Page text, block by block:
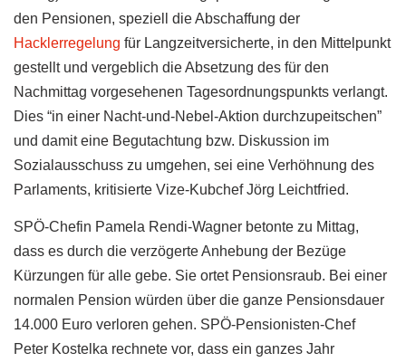
den Pensionen, speziell die Abschaffung der
Hacklerregelung für Langzeitversicherte, in den Mittelpunkt
gestellt und vergeblich die Absetzung des für den
Nachmittag vorgesehenen Tagesordnungspunkts verlangt.
Dies “in einer Nacht-und-Nebel-Aktion durchzupeitschen”
und damit eine Begutachtung bzw. Diskussion im
Sozialausschuss zu umgehen, sei eine Verhöhnung des
Parlaments, kritisierte Vize-Kubchef Jörg Leichtfried.
SPÖ-Chefin Pamela Rendi-Wagner betonte zu Mittag,
dass es durch die verzögerte Anhebung der Bezüge
Kürzungen für alle gebe. Sie ortet Pensionsraub. Bei einer
normalen Pension würden über die ganze Pensionsdauer
14.000 Euro verloren gehen. SPÖ-Pensionisten-Chef
Peter Kostelka rechnete vor, dass ein ganzes Jahr